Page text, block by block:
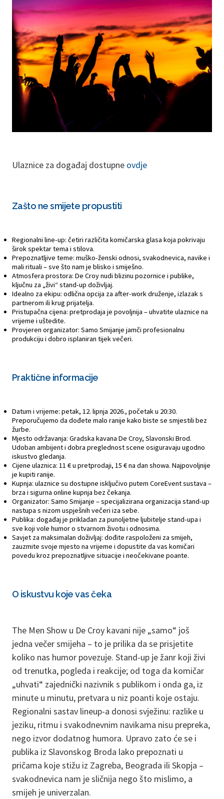
Ulaznice za događaj dostupne ovdje
Zašto ne smijete propustiti
Regionalni line-up: četiri različita komičarska glasa koja pokrivaju
širok spektar tema i stilova.
Prepoznatljive teme: muško-ženski odnosi, svakodnevica, navike i
mali rituali – sve što nam je blisko i smiješno.
Atmosfera prostora: De Croy nudi blizinu pozornice i publike,
ključnu za „živi“ stand-up doživljaj.
Idealno za ekipu: odlična opcija za after-work druženje, izlazak s
partnerom ili krug prijatelja.
Pristupačna cijena: pretprodaja je povoljnija – uhvatite ulaznice na
vrijeme i uštedite.
Provjeren organizator: Samo Smijanje jamči profesionalnu
produkciju i dobro isplaniran tijek večeri.
Praktične informacije
Datum i vrijeme: petak, 12. lipnja 2026., početak u 20:30.
Preporučujemo da dođete malo ranije kako biste se smjestili bez
žurbe.
Mjesto održavanja: Gradska kavana De Croy, Slavonski Brod.
Udoban ambijent i dobra preglednost scene osiguravaju ugodno
iskustvo gledanja.
Cijene ulaznica: 11 € u pretprodaji, 15 € na dan showa. Najpovoljnije
je kupiti ranije.
Kupnja: ulaznice su dostupne isključivo putem CoreEvent sustava –
brza i sigurna online kupnja bez čekanja.
Organizator: Samo Smijanje – specijalizirana organizacija stand-up
nastupa s nizom uspješnih večeri iza sebe.
Publika: događaj je prikladan za punoljetne ljubitelje stand-upa i
sve koji vole humor o stvarnom životu i odnosima.
Savjet za maksimalan doživljaj: dođite raspoloženi za smijeh,
zauzmite svoje mjesto na vrijeme i dopustite da vas komičari
povedu kroz prepoznatljive situacije i neočekivane poante.
O iskustvu koje vas čeka
The Men Show u De Croy kavani nije „samo“ još
jedna večer smijeha – to je prilika da se prisjetite
koliko nas humor povezuje. Stand-up je žanr koji živi
od trenutka, pogleda i reakcije; od toga da komičar
„uhvati“ zajednički nazivnik s publikom i onda ga, iz
minute u minutu, pretvara u niz poanti koje ostaju.
Regionalni sastav lineup-a donosi svježinu: razlike u
jeziku, ritmu i svakodnevnim navikama nisu prepreka,
nego izvor dodatnog humora. Upravo zato će se i
publika iz Slavonskog Broda lako prepoznati u
pričama koje stižu iz Zagreba, Beograda ili Skopja –
svakodnevica nam je sličnija nego što mislimo, a
smijeh je univerzalan.